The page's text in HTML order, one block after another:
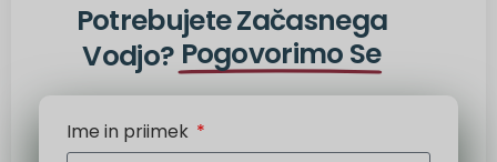
Potrebujete Začasnega
Vodjo? Pogovorimo Se
Ime in priimek